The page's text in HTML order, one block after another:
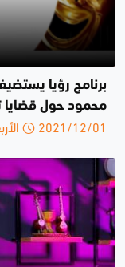
برنامج رؤيا
محمود حول قضايا
2021/12/01 الأربعاء 10:36 ص